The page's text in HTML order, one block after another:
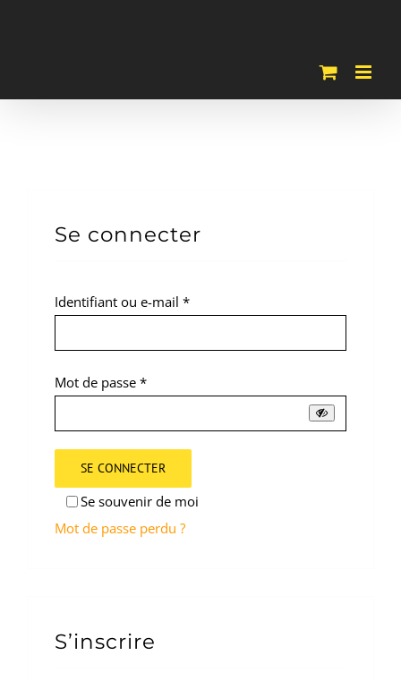
Se connecter
Identifiant ou e-mail *Obligatoire
Mot de passe *Obligatoire
Se souvenir de moi
SE CONNECTER
Mot de passe perdu ?
S’inscrire